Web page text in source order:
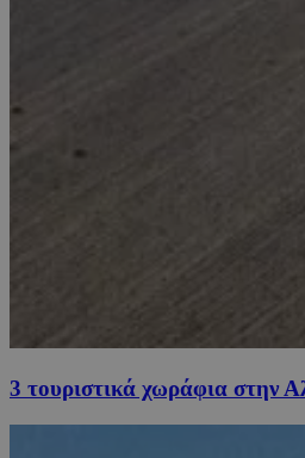
3 τουριστικά χωράφια στην